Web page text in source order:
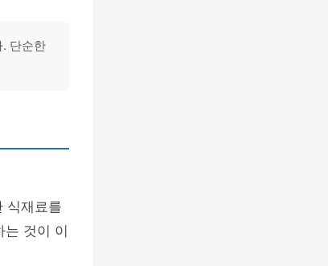
단순한
식재료를
것이 이